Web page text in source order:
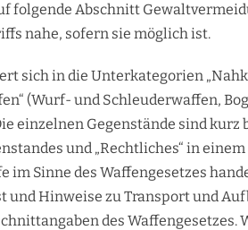
folgende Abschnitt
nahe, sofern sie möglich ist.
sich in die Unterkategorien
(Wurf- und Schleuderwaffen,
einzelnen Gegenstände sind kurz
und „Rechtliches“ in
im Sinne des Waffengesetzes
und Hinweise zu Transport und
des Waffengesetzes.